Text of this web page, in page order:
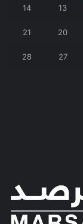
13
14
20
21
27
28